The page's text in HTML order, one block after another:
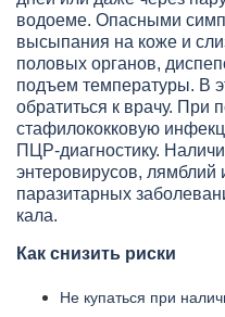
водоеме. Опасными
высыпания на коже и
половых органов,
подъем температуры. В
обратиться к врачу. При
стафилококковую
ПЦР-диагностику.
энтеровирусов, лямблий
паразитарных
кала.
Как снизить риски
Не купаться при